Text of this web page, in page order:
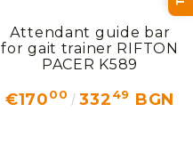
Аttendant guide bar
for gait trainer RIFTON
PACER K589
€17000 33249 BGN